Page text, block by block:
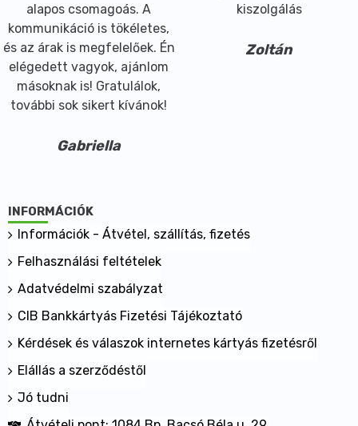
alapos csomagoás. A
kommunikáció is tökéletes,
és az árak is megfelelőek. Én
elégedett vagyok, ajánlom
másoknak is! Gratulálok,
további sok sikert kívánok!
Gabriella
kiszolgálás
Zoltán
INFORMÁCIÓK
Információk - Átvétel, szállítás, fizetés
Felhasználási feltételek
Adatvédelmi szabályzat
CIB Bankkártyás Fizetési Tájékoztató
Kérdések és válaszok internetes kártyás fizetésről
Elállás a szerződéstől
Jó tudni